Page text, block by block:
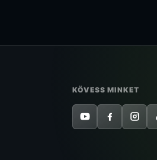
KÖVESS MINKET